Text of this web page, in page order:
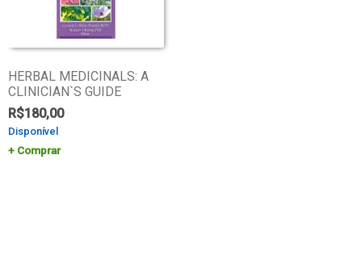
HERBAL MEDICINALS: A
CLINICIAN`S GUIDE
R$180,00
Disponível
Comprar